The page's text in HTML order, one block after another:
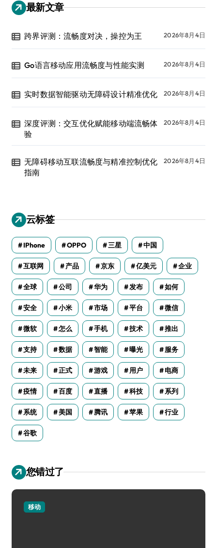
最新文章
跨界评测：流畅度对决，操控为王 2026年8月4日
Go语言移动应用流畅度与性能实测 2026年8月4日
实时数据智能驱动无障碍设计精准优化 2026年8月4日
深度评测：交互优化赋能移动端流畅体
验
2026年8月4日
无障碍移动互联流畅度与精准控制优化
指南
2026年8月4日
云标签
IPhone OPPO 三星 中国
互联网 产品 京东 亿美元 企业
全球 公司 华为 发布 如何
安全 小米 市场 平台 微信
微软 怎么 手机 技术 推出
支持 数据 智能 曝光 服务
未来 正式 游戏 用户 电商
疫情 百度 直播 科技 系列
系统 美国 腾讯 苹果 行业
谷歌
您错过了
移动